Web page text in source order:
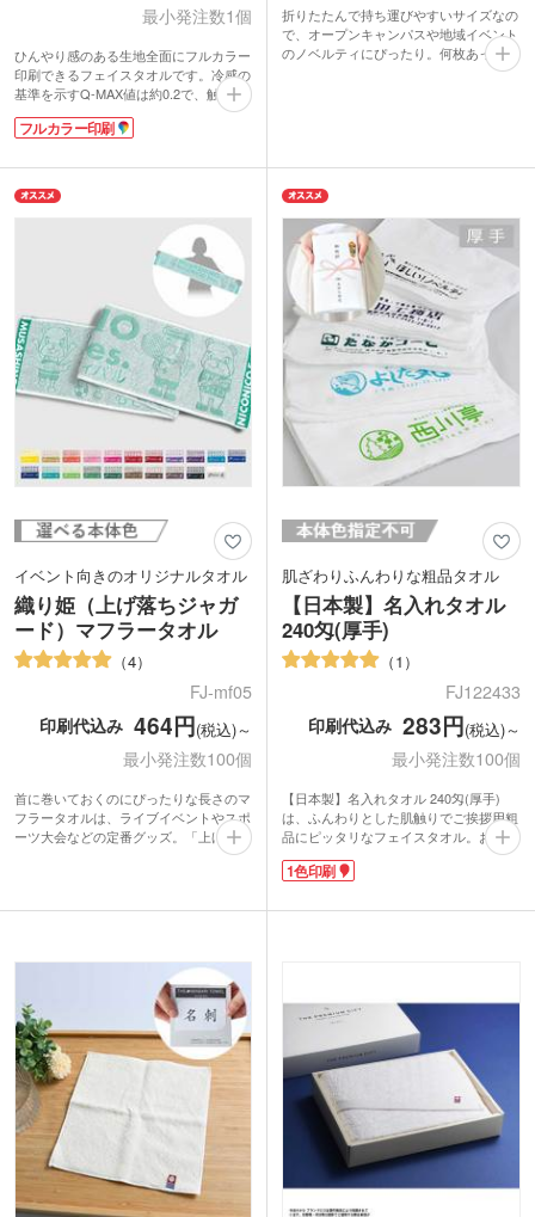
最小発注数1個
ひんやり感のある生地全面にフルカラー
印刷できるフェイスタオルです。冷感の
基準を示すQ-MAX値は約0.2で、触れた
ときにほんのりと冷たさが感じられま
す。濡らして使う必要がなく、気軽に暑
裏面は吸水性の良いパイル生地で実用性
も抜群！スポーツ観戦やフェスなど、暑
い季節のレジャーシーンで活躍します。
クラブチームのロゴやオリジナルキャラ
クターなどをプリントすれば、インパク
ト抜群なオリジナルタオルが作成できま
フルカラー印刷
折りたたんで持ち運びやすいサイズなの
で、オープンキャンパスや地域イベント
のノベルティにぴったり。何枚あっても
困らないハンドタオルは、年代や性別を
100%の生地で手触りが良く、安心品質
の日本製。高級感ある仕上がりになる
「上げ落ちジャガード織り」で、ホテル
仕様のようなふわっとした感触が楽しめ
ます。
全21色の豊富なカラーバリエーションか
ら、お好きなものをお選びください。
イベント向きのオリジナルタオル
織り姫（上げ落ちジャガ
ード）マフラータオル
4
FJ-mf05
印刷代込み 464円(税込)～
最小発注数100個
首に巻いておくのにぴったりな長さのマ
フラータオルは、ライブイベントやスポ
ーツ大会などの定番グッズ。「上げ落ち
ジャガード織り」と呼ばれる方法で、文
が特徴です。インクでの印刷に比べ、色
オルが製作できます。綿100%の生地で
ふわっとした手触りは、安心品質の日本
製です。
イベント名やロゴを名入れすれば、思い
出に残るアイテムになります。ヘムと呼
ばれる両端の部分にも文字や記号の名入
れができるので、デザインの幅も広がり
ますね。
肌ざわりふんわりな粗品タオル
【日本製】名入れタオル
240匁(厚手)
1
FJ122433
印刷代込み 283円(税込)～
最小発注数100個
【日本製】名入れタオル 240匁(厚手)
は、ふんわりとした肌触りでご挨拶用粗
品にピッタリなフェイスタオル。お年賀
や新規開拓の営業用など、シーズン問わ
ず配布できる定番商品です。生地は「タ
おろしたてでも吸水性が良い「後晒し製
ントです。アーティストや野外ライブイ
ベントのひと味違ったグッズとして販売
するのもおすすめ。
1色印刷